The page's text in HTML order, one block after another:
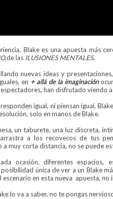
Blake es una apuesta más
,de las ILUSIONES MENTALES.
nuevas ideas y
en + allá de la imaginación
han disfrutado viendo a
igual, ni piensan igual,
solo en manos de Blake.
un taburete, una luz discreta,
a los recovecos de tus
muy corta distancia, no se puede
ocasión, diferentes espacios,
posibilidad única de ver a un Blake
en esta nueva apuesta,
lo va a saber, no te pongas